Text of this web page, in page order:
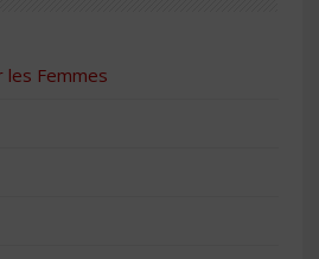
les Femmes